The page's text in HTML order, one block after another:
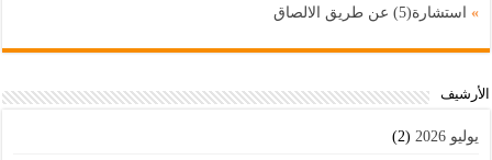
» استشارة(5) عن طريق الالصاق
اﻷرشيف
يوليو 2026 (2)